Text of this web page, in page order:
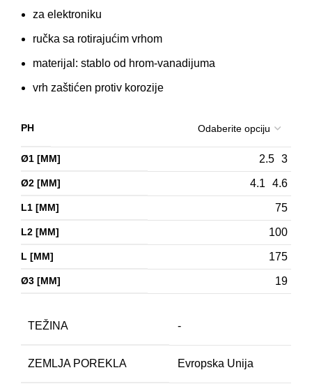
za elektroniku
ručka sa rotirajućim vrhom
materijal: stablo od hrom-vanadijuma
vrh zaštićen protiv korozije
PH
Ø1 [MM] 2.5 3
Ø2 [MM] 4.1 4.6
L1 [MM] 75
L2 [MM] 100
L [MM] 175
Ø3 [MM] 19
TEŽINA -
ZEMLJA POREKLA Evropska Unija